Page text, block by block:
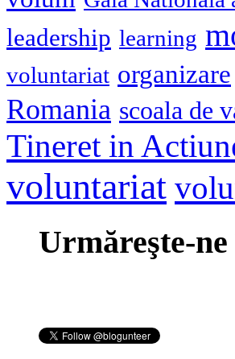
leadership learning
voluntariat organizare
Romania scoala de
Tineret in
voluntariat
Urmăreşte-